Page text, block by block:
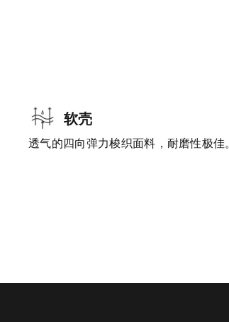
软壳
透气的四向弹力梭织面料，耐磨性极佳。